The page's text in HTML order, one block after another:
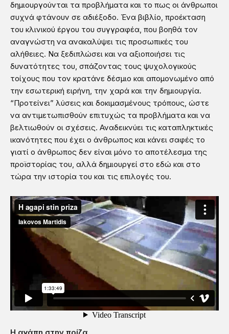
δημιουργούνται τα προβλήματα και το πως οι άνθρωποι
συχνά φτάνουν σε αδιέξοδο. Ένα βιβλίο, προέκταση
του κλινικού έργου του συγγραφέα, που βοηθά τον
αναγνώστη να ανακαλύψει τις προσωπικές του
αλήθειες. Να ξεδιπλώσει και να αξιοποιήσει τις
δυνατότητες του, σπάζοντας τους ψυχολογικούς
τοίχους που τον κρατάνε δέσμιο και απομονωμένο από
την εσωτερική ειρήνη, την χαρά και την δημιουργία.
“Προτείνει” λύσεις και δοκιμασμένους τρόπους, ώστε
να αντιμετωπισθούν επιτυχώς τα προβλήματα και να
βελτιωθούν οι σχέσεις. Αναδεικνύει τις καταπληκτικές
ικανότητες που έχει ο άνθρωπος και κάνει σαφές το
γιατί ο άνθρωπος δεν είναι μόνο το αποτέλεσμα της
προϊστορίας του, αλλά δημιουργεί στο εδώ και στο
τώρα την ιστορία του και τις επιλογές του.